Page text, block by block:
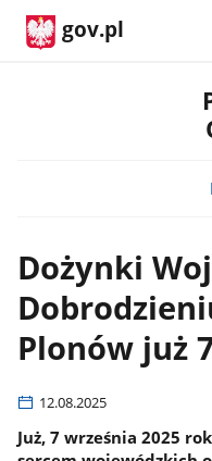
gov.pl
Dożynki
Plonów już
12.08.2025
Już, 7 września 2025